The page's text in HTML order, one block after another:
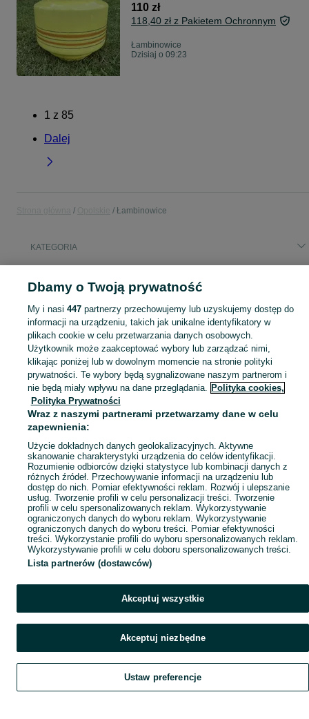
110 zł
118,40 zł z Pakietem Ochronnym
Łambinowice
Dzisiaj o 09:23
1 z 85
Dalej
Łambinowice
KATEGORIA
wideorejestrator
kamper
łambinowice
Skorzystaj z największego serwisu ogłoszeniowego - Łambinowice i okolice! Kupuj to, czego pragniesz i sprzedawaj to, czego już nie potrzebujesz! Zobacz
Mapa kategorii
Mapa miejscowości
Mapa ministron
Szukaj Obserwujesz Dodaj Czat Konto
Dbamy o Twoją prywatność
My i nasi 447partnerzy przechowujemy lub uzyskujemy dostęp do
informacji na urządzeniu, takich jak unikalne identyfikatory w
plikach cookie w celu przetwarzania danych osobowych.
Użytkownik może zaakceptować wybory lub zarządzać nimi,
klikając poniżej lub w dowolnym momencie na stronie polityki
prywatności. Te wybory będą sygnalizowane naszym partnerom i
nie będą miały wpływu na dane przeglądania. Polityka cookies,
Polityka Prywatności
Wraz z naszymi partnerami przetwarzamy dane w celu
zapewnienia:
Użycie dokładnych danych geolokalizacyjnych. Aktywne
skanowanie charakterystyki urządzenia do celów identyfikacji.
Rozumienie odbiorców dzięki statystyce lub kombinacji danych z
różnych źródeł. Przechowywanie informacji na urządzeniu lub
dostęp do nich. Pomiar efektywności reklam. Rozwój i ulepszanie
usług. Tworzenie profili w celu personalizacji treści. Tworzenie
profili w celu spersonalizowanych reklam. Wykorzystywanie
ograniczonych danych do wyboru reklam. Wykorzystywanie
ograniczonych danych do wyboru treści. Pomiar efektywności
treści. Wykorzystanie profili do wyboru spersonalizowanych reklam.
Wykorzystywanie profili w celu doboru spersonalizowanych treści.
Lista partnerów (dostawców)
Akceptuj wszystkie
Akceptuj niezbędne
Ustaw preferencje